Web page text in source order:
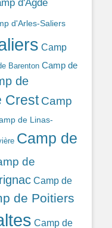
d'Arles-Saliers
Camp
Barenton Camp de
de
Crest Camp
de Linas-
Camp de
de
Camp de
de Poitiers
Camp de